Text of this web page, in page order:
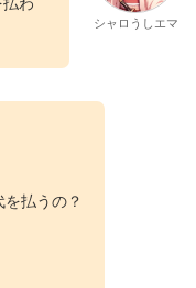
シャロうしエマ
払うの？